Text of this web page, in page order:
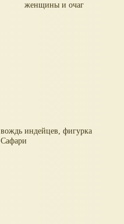
женщины и очаг
вождь индейцев, фигурка
Сафари